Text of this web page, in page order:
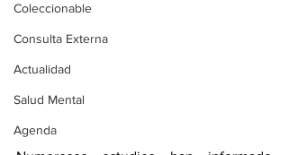
Coleccionable
Consulta Externa
Actualidad
Salud Mental
Agenda